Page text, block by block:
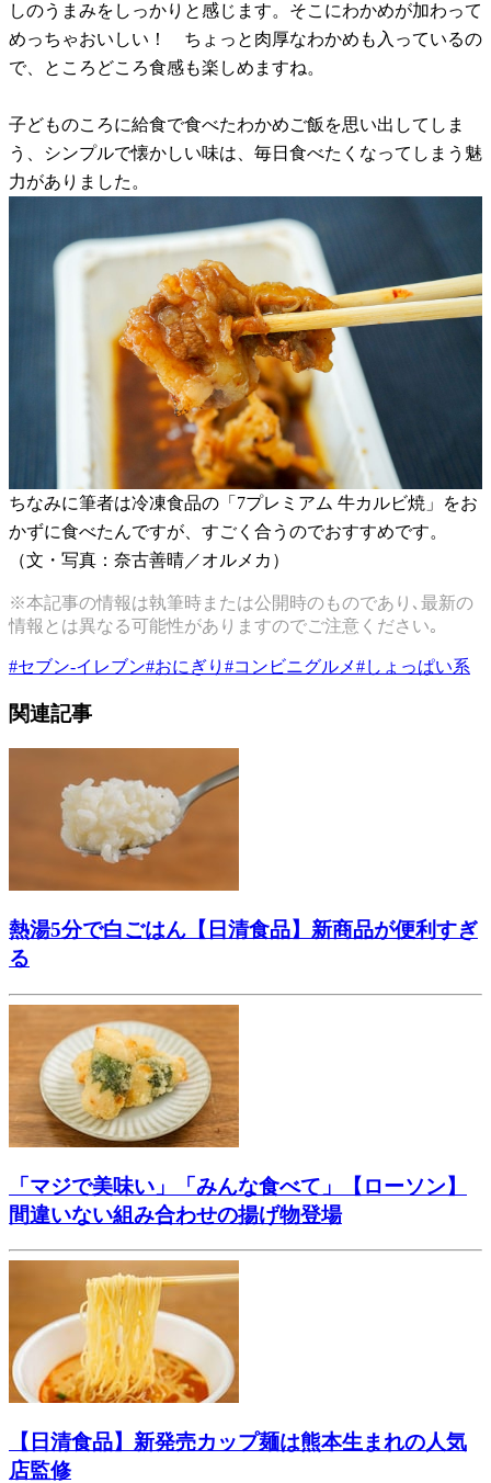
しのうまみをしっかりと感じます。そこにわかめが加わって
めっちゃおいしい！ ちょっと肉厚なわかめも入っているの
で、ところどころ食感も楽しめますね。
子どものころに給食で食べたわかめご飯を思い出してしま
う、シンプルで懐かしい味は、毎日食べたくなってしまう魅
力がありました。
ちなみに筆者は冷凍食品の「7プレミアム 牛カルビ焼」をお
かずに食べたんですが、すごく合うのでおすすめです。
（文・写真：奈古善晴／オルメカ）
※本記事の情報は執筆時または公開時のものであり､最新の
情報とは異なる可能性がありますのでご注意ください｡
#セブン-イレブン#おにぎり #コンビニグルメ#しょっぱい系
関連記事
熱湯5分で白ごはん【日清食品】新商品が便利すぎ
る
「マジで美味い」「みんな食べて」【ローソン】
間違いない組み合わせの揚げ物登場
【日清食品】新発売カップ麺は熊本生まれの人気
店監修